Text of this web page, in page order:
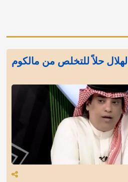
حلاً للتخلص من مالكوم